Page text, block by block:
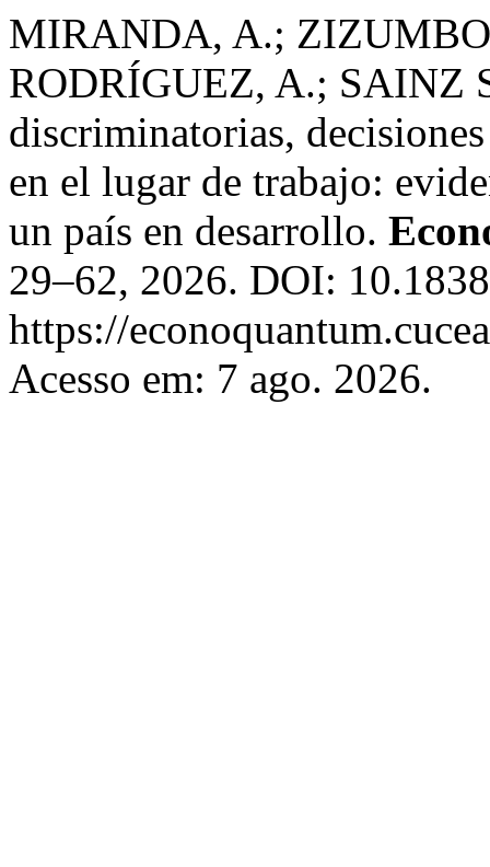
MIRANDA, A.;
RODRÍGUEZ, A.; SAINZ
discriminatorias,
en el lugar de trabajo:
un país en desarrollo.
29–62, 2026. DOI:
https://
Acesso em: 7 ago. 2026.